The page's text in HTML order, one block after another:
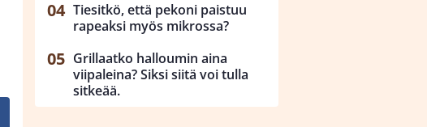
Tiesitkö, että pekoni paistuu
rapeaksi myös mikrossa?
Grillaatko halloumin aina
viipaleina? Siksi siitä voi tulla
sitkeää.